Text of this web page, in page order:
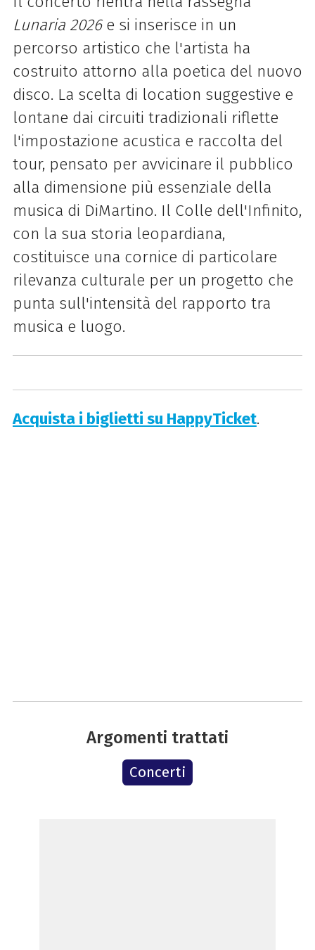
Lunaria 2026e si inserisce in un
percorso artistico che l'artista ha
costruito attorno alla poetica del nuovo
disco. La scelta di location suggestive e
lontane dai circuiti tradizionali riflette
l'impostazione acustica e raccolta del
tour, pensato per avvicinare il pubblico
alla dimensione più essenziale della
musica di DiMartino. Il Colle dell'Infinito,
con la sua storia leopardiana,
costituisce una cornice di particolare
rilevanza culturale per un progetto che
punta sull'intensità del rapporto tra
musica e luogo.
Acquista i biglietti su HappyTicket.
Argomenti trattati
Concerti